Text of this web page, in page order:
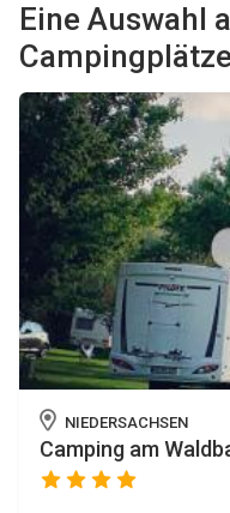
Eine Auswahl
NIEDERSACHSEN
Camping am